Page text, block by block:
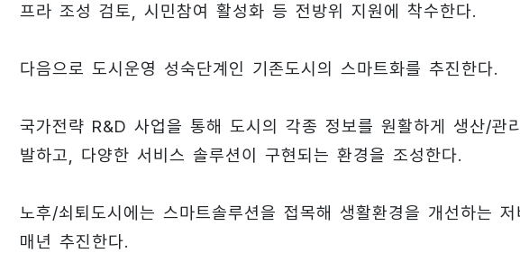
프라 조성 검토, 시민참여 활성화 등 전방위 지원에 착수한다.
다음으로 도시운영 성숙단계인 기존도시의 스마트화를 추진한다.
국가전략 R&D 사업을 통해 도시의 각종 정보를 원활하게 생산/관
발하고, 다양한 서비스 솔루션이 구현되는 환경을 조성한다.
노후/쇠퇴도시에는 스마트솔루션을 접목해 생활환경을 개선하는
매년 추진한다.